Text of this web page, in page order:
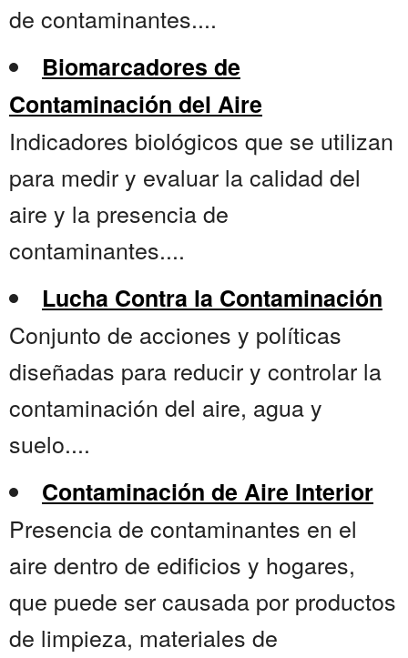
de contaminantes....
Biomarcadores de
Contaminación del Aire
Indicadores biológicos que se utilizan
para medir y evaluar la calidad del
aire y la presencia de
contaminantes....
Lucha Contra la Contaminación
Conjunto de acciones y políticas
diseñadas para reducir y controlar la
contaminación del aire, agua y
suelo....
Contaminación de Aire Interior
Presencia de contaminantes en el
aire dentro de edificios y hogares,
que puede ser causada por productos
de limpieza, materiales de